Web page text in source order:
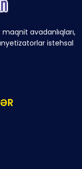
avadanlıqları,
istehsal